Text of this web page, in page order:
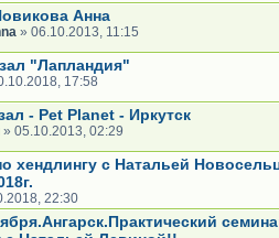
Анна
» 06.10.2013, 11:15
"Лапландия"
17:58
- Pet Planet - Иркутск
» 05.10.2013, 02:29
хендлингу с Натальей
22:30